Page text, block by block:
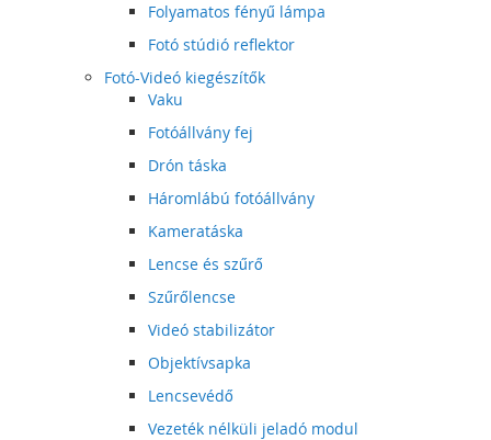
Folyamatos fényű lámpa
Fotó stúdió reflektor
Fotó-Videó kiegészítők
Vaku
Fotóállvány fej
Drón táska
Háromlábú fotóállvány
Kameratáska
Lencse és szűrő
Szűrőlencse
Videó stabilizátor
Objektívsapka
Lencsevédő
Vezeték nélküli jeladó modul